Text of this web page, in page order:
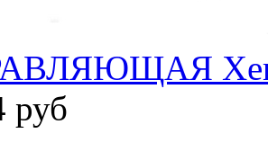
руб